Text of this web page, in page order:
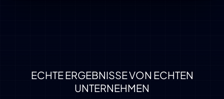
ECHTE ERGEBNISSE VON ECHTEN
UNTERNEHMEN